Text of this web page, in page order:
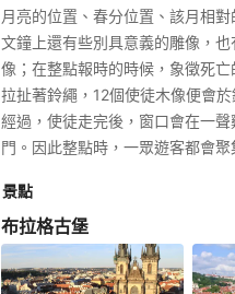
月亮的位置、春分位置、該月相
文鐘上還有些別具意義的雕像，
像；在整點報時的時候，象徵死
拉扯著鈴繩，12個使徒木像便會
經過，使徒走完後，窗口會在一
門。因此整點時，一眾遊客都會
景點
布拉格古堡